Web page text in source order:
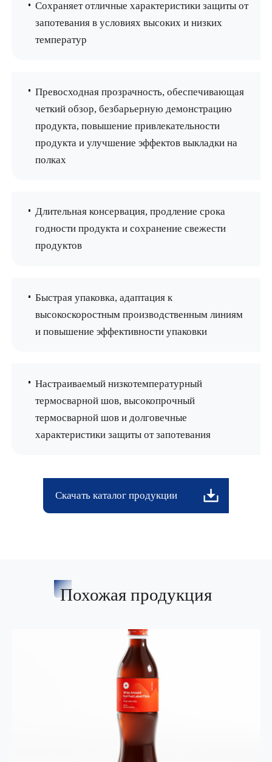
Сохраняет отличные характеристики защиты от
запотевания в условиях высоких и низких
температур
Превосходная прозрачность, обеспечивающая
четкий обзор, безбарьерную демонстрацию
продукта, повышение привлекательности
продукта и улучшение эффектов выкладки на
полках
Длительная консервация, продление срока
годности продукта и сохранение свежести
продуктов
Быстрая упаковка, адаптация к
высокоскоростным производственным линиям
и повышение эффективности упаковки
Настраиваемый низкотемпературный
термосварной шов, высокопрочный
термосварной шов и долговечные
характеристики защиты от запотевания
Скачать каталог продукции
Похожая продукция